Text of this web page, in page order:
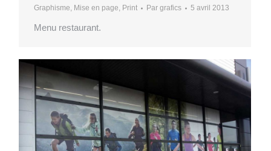
Graphisme, Mise en page, Print Pargrafics 5 avril 2013
Menu restaurant.